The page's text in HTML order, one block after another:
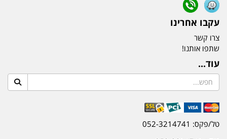
עקבו אחרינו
צרו קשר
שתפו אותנו!
עוד...
טל/פקס: 052-3214741